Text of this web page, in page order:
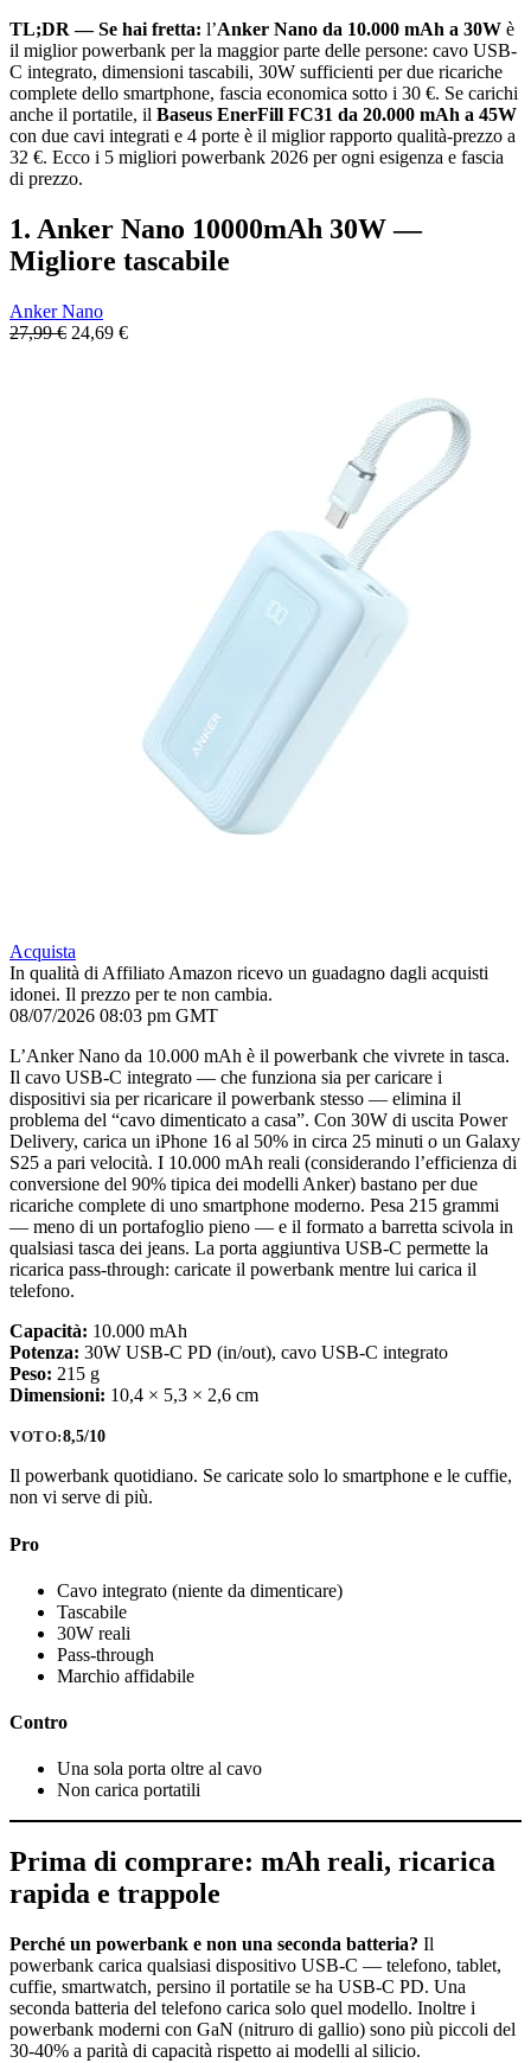
TL;DR — Se hai fretta: l’Anker Nano da 10.000 mAh a 30W è
il miglior powerbank per la maggior parte delle persone: cavo USB-
C integrato, dimensioni tascabili, 30W sufficienti per due ricariche
complete dello smartphone, fascia economica sotto i 30 €. Se carichi
anche il portatile, il Baseus EnerFill FC31 da 20.000 mAh a 45W
con due cavi integrati e 4 porte è il miglior rapporto qualità-prezzo a
32 €. Ecco i 5 migliori powerbank 2026 per ogni esigenza e fascia
di prezzo.
1. Anker Nano 10000mAh 30W —
Migliore tascabile
Anker Nano
27,99 € 24,69 €
Acquista
In qualità di Affiliato Amazon ricevo un guadagno dagli acquisti
idonei. Il prezzo per te non cambia.
08/07/2026 08:03 pm GMT
L’Anker Nano da 10.000 mAh è il powerbank che vivrete in tasca.
Il cavo USB-C integrato — che funziona sia per caricare i
dispositivi sia per ricaricare il powerbank stesso — elimina il
problema del “cavo dimenticato a casa”. Con 30W di uscita Power
Delivery, carica un iPhone 16 al 50% in circa 25 minuti o un Galaxy
S25 a pari velocità. I 10.000 mAh reali (considerando l’efficienza di
conversione del 90% tipica dei modelli Anker) bastano per due
ricariche complete di uno smartphone moderno. Pesa 215 grammi
— meno di un portafoglio pieno — e il formato a barretta scivola in
qualsiasi tasca dei jeans. La porta aggiuntiva USB-C permette la
ricarica pass-through: caricate il powerbank mentre lui carica il
telefono.
Capacità: 10.000 mAh
Potenza: 30W USB-C PD (in/out), cavo USB-C integrato
Peso: 215 g
Dimensioni: 10,4 × 5,3 × 2,6 cm
VOTO:8,5/10
Il powerbank quotidiano. Se caricate solo lo smartphone e le cuffie,
non vi serve di più.
Pro
Cavo integrato (niente da dimenticare)
Tascabile
30W reali
Pass-through
Marchio affidabile
Contro
Una sola porta oltre al cavo
Non carica portatili
Prima di comprare: mAh reali, ricarica
rapida e trappole
Perché un powerbank e non una seconda batteria? Il
powerbank carica qualsiasi dispositivo USB-C — telefono, tablet,
cuffie, smartwatch, persino il portatile se ha USB-C PD. Una
seconda batteria del telefono carica solo quel modello. Inoltre i
powerbank moderni con GaN (nitruro di gallio) sono più piccoli del
30-40% a parità di capacità rispetto ai modelli al silicio.